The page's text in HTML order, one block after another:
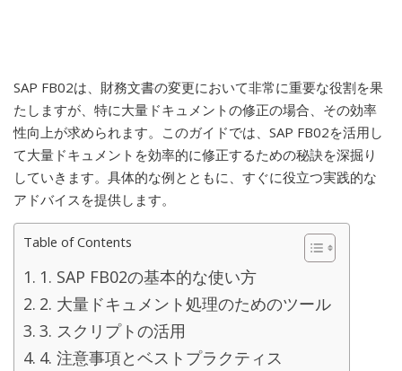
SAP FB02は、財務文書の変更において非常に重要な役割を果
たしますが、特に大量ドキュメントの修正の場合、その効率
性向上が求められます。このガイドでは、SAP FB02を活用し
て大量ドキュメントを効率的に修正するための秘訣を深掘り
していきます。具体的な例とともに、すぐに役立つ実践的な
アドバイスを提供します。
Table of Contents
1. SAP FB02の基本的な使い方
2. 大量ドキュメント処理のためのツール
3. スクリプトの活用
4. 注意事項とベストプラクティス